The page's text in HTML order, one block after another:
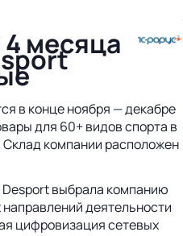
4 месяца
в конце ноября — декабре
для 60+ видов спорта в
Склад компании расположен
Desport выбрала компанию
деятельности
цифровизация сетевых